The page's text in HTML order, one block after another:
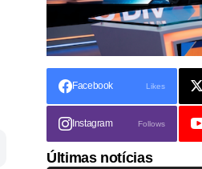
Facebook Likes
Instagram Follows
Últimas notícias